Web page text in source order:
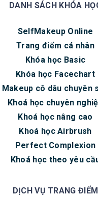
DANH SÁCH KHÓA
SelfMakeup Online
Trang điểm cá nhân
Khóa học Basic
Khóa học Facechart
Makeup cô dâu chuyên
Khoá học chuyên
Khoá học nâng cao
Khoá học Airbrush
Perfect Complexion
Khoá học theo yêu
DỊCH VỤ TRANG ĐIỂM